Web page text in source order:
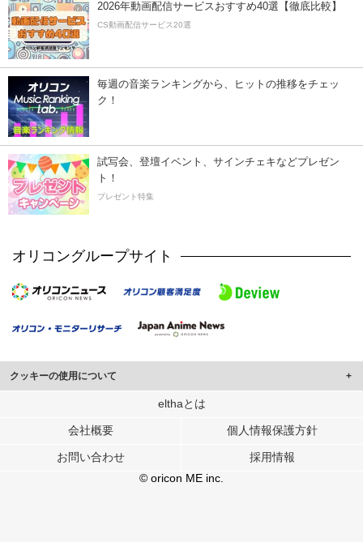
2026年動画配信サービスおすすめ40選【徹底比較】
CS動画配信サービス20選
毎週の音楽ランキングから、ヒットの推移をチェッ
ク！
試写会、登壇イベント、サインチェキなどプレゼン
ト！
プレゼント特集
オリコングループサイト
クッキーの使用について
このサイトでは Cookie を使用して、ユーザーに合わせたコンテンツや広告の
行っています。
メディアや広告配信、データ解析の各パートナーに提供しています。
各パートナーは、この情報とユーザーが各パートナーに提供した他の情報や、
ユーザーが各パートナーのサービスを使用したときに収集した他の情報を組み
elthaとは
会社概要 個人情報保護方針
お問い合わせ
採用情報
© oricon ME inc.